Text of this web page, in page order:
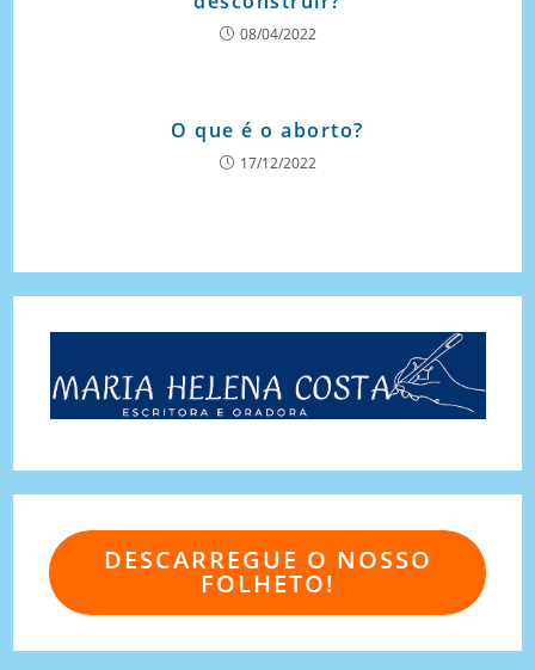
08/04/2022
O que é o aborto?
17/12/2022
DESCARREGUE O NOSSO
FOLHETO!